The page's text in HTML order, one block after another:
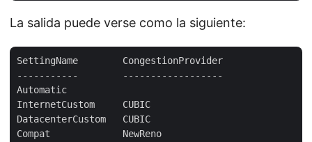
La salida puede verse como la siguiente:
SettingName        CongestionProvider
-----------        ------------------
Automatic
InternetCustom     CUBIC
DatacenterCustom   CUBIC
Compat             NewReno